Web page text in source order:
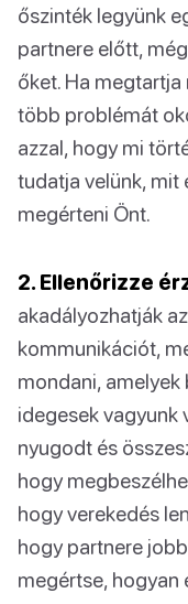
őszinték legyünk
partnere előtt,
őket. Ha
több problémát
azzal, hogy mi
tudatja velünk, mit
megérteni Önt.
2. Ellenőrizze
akadályozhatják
kommunikációt,
mondani,
idegesek vagyunk
nyugodt és
hogy
hogy verekedés
hogy partnere
megértse, hogyan